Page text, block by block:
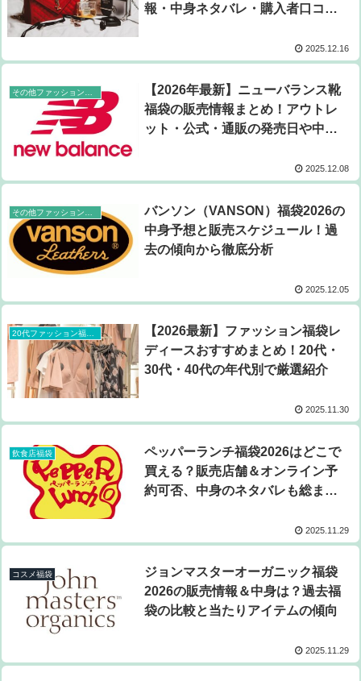
報・中身ネタバレ・購入者口コミ
2025.12.16
【2026年最新】ニューバランス靴
福袋の販売情報まとめ！アウトレ
ット・公式・通販の発売日や中身
2025.12.08
その他ファッション福袋
バンソン（VANSON）福袋2026の
中身予想と販売スケジュール！過
去の傾向から徹底分析
2025.12.05
【2026最新】ファッション福袋レ
ディースおすすめまとめ！20代・
30代・40代の年代別で厳選紹介
2025.11.30
飲食店福袋
ペッパーランチ福袋2026はどこで
買える？販売店舗＆オンライン予
約可否、中身のネタバレも総まと
2025.11.29
コスメ福袋
ジョンマスターオーガニック福袋
2026の販売情報＆中身は？過去福
袋の比較と当たりアイテムの傾向
2025.11.29